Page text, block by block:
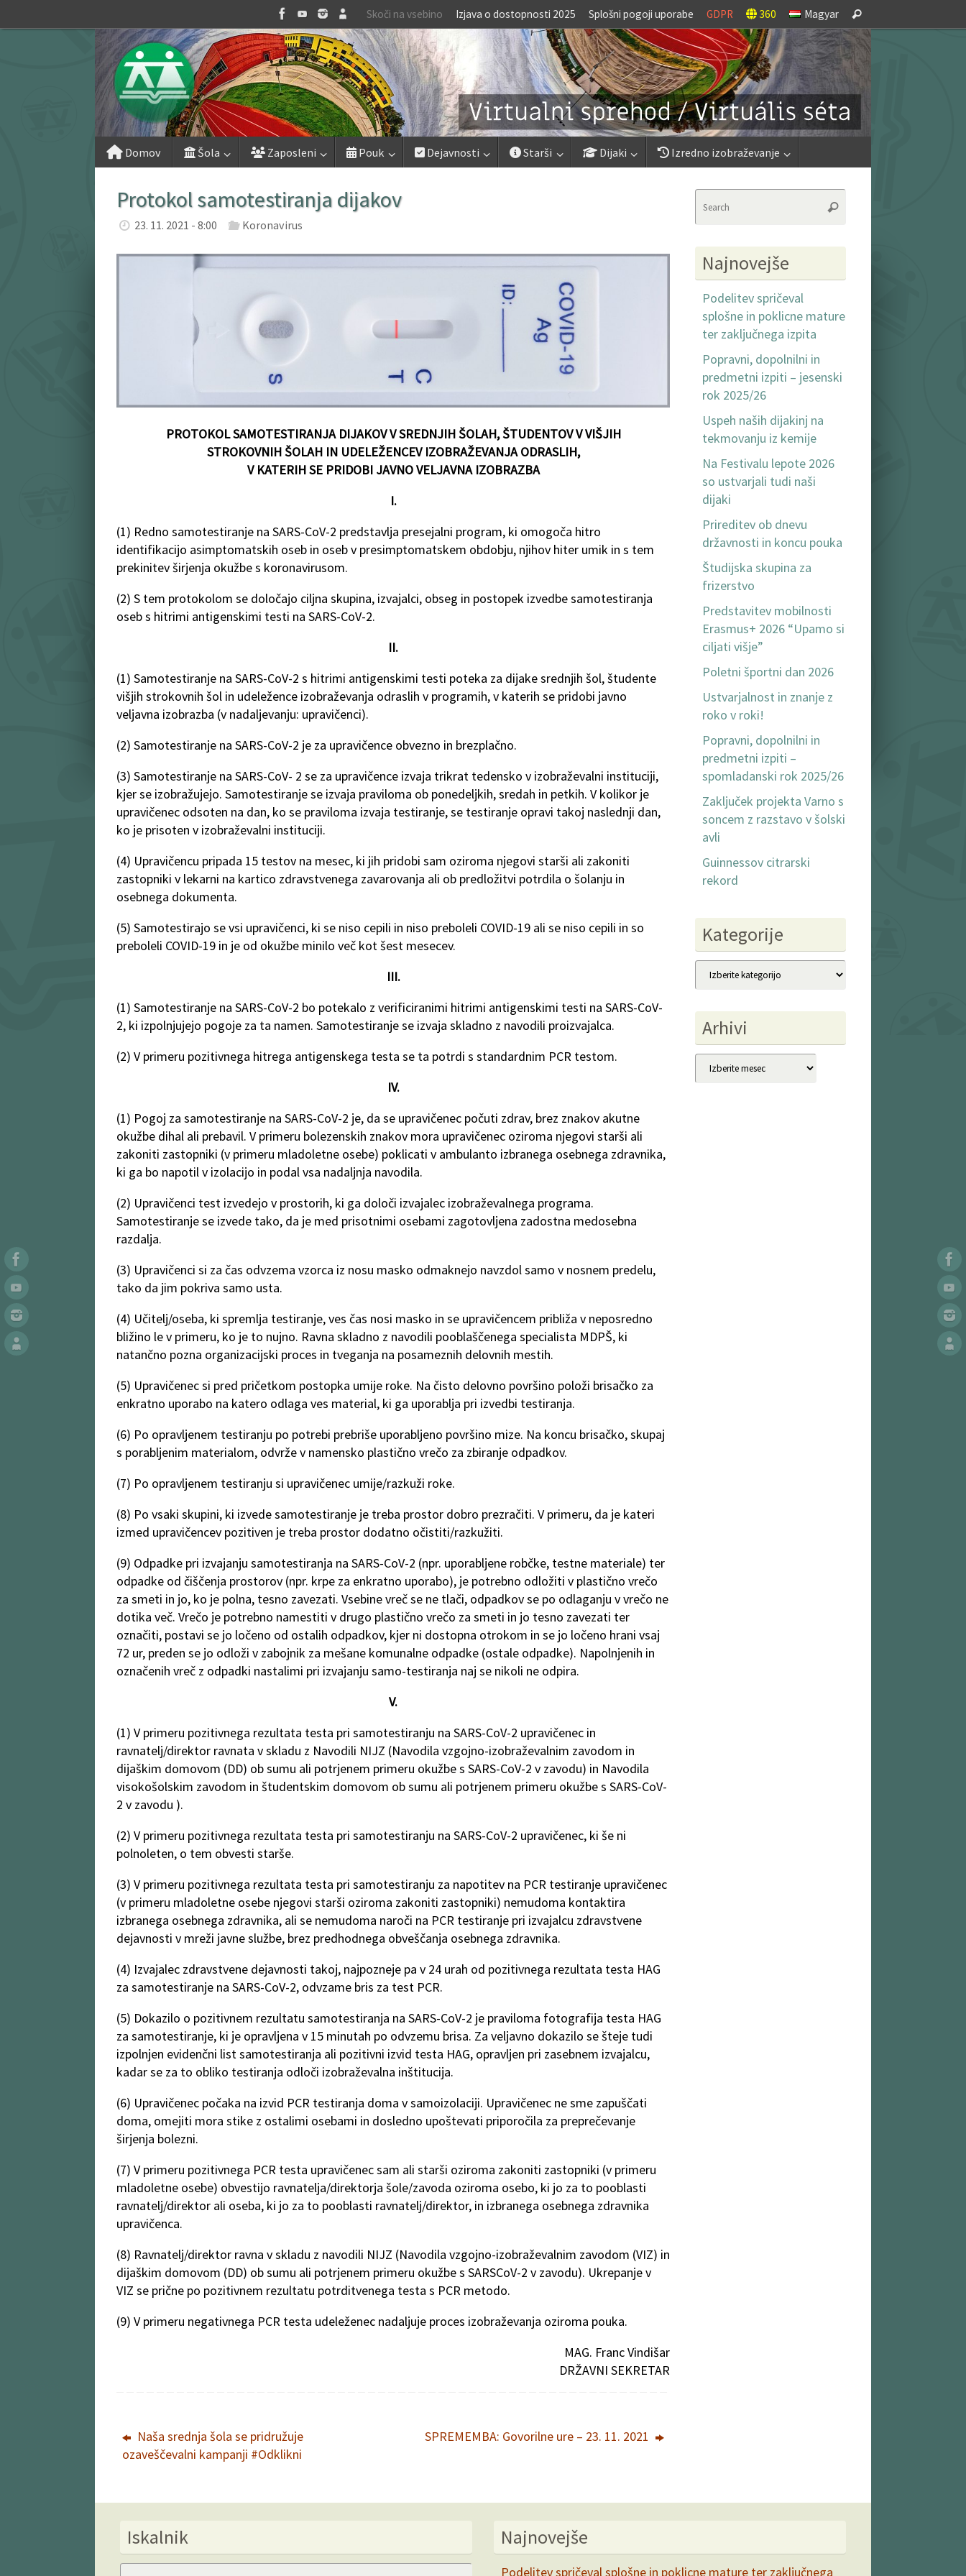
to
Skoči na vsebino Izjava o dostopnosti 2025 Splošni pogoji uporabe GDPR 360 Magyar
for:
Search
Skip
Domov Šola Zaposleni Pouk Dejavnosti Starši Dijaki Izredno izobraževanje
Protokol samotestiranja dijakov
23. 11. 2021 - 8:00 Koronavirus
PROTOKOL SAMOTESTIRANJA DIJAKOV V SREDNJIH ŠOLAH, ŠTUDENTOV V VIŠJIH
STROKOVNIH ŠOLAH IN UDELEŽENCEV IZOBRAŽEVANJA ODRASLIH,
V KATERIH SE PRIDOBI JAVNO VELJAVNA IZOBRAZBA
I.
(1) Redno samotestiranje na SARS-CoV-2 predstavlja presejalni program, ki omogoča hitro
identifikacijo asimptomatskih oseb in oseb v presimptomatskem obdobju, njihov hiter umik in s tem
prekinitev širjenja okužbe s koronavirusom.
(2) S tem protokolom se določajo ciljna skupina, izvajalci, obseg in postopek izvedbe samotestiranja
oseb s hitrimi antigenskimi testi na SARS-CoV-2.
II.
(1) Samotestiranje na SARS-CoV-2 s hitrimi antigenskimi testi poteka za dijake srednjih šol, študente
višjih strokovnih šol in udeležence izobraževanja odraslih v programih, v katerih se pridobi javno
veljavna izobrazba (v nadaljevanju: upravičenci).
(2) Samotestiranje na SARS-CoV-2 je za upravičence obvezno in brezplačno.
(3) Samotestiranje na SARS-CoV- 2 se za upravičence izvaja trikrat tedensko v izobraževalni instituciji,
kjer se izobražujejo. Samotestiranje se izvaja praviloma ob ponedeljkih, sredah in petkih. V kolikor je
upravičenec odsoten na dan, ko se praviloma izvaja testiranje, se testiranje opravi takoj naslednji dan,
ko je prisoten v izobraževalni instituciji.
(4) Upravičencu pripada 15 testov na mesec, ki jih pridobi sam oziroma njegovi starši ali zakoniti
zastopniki v lekarni na kartico zdravstvenega zavarovanja ali ob predložitvi potrdila o šolanju in
osebnega dokumenta.
(5) Samotestirajo se vsi upravičenci, ki se niso cepili in niso preboleli COVID-19 ali se niso cepili in so
preboleli COVID-19 in je od okužbe minilo več kot šest mesecev.
III.
(1) Samotestiranje na SARS-CoV-2 bo potekalo z verificiranimi hitrimi antigenskimi testi na SARS-CoV-
2, ki izpolnjujejo pogoje za ta namen. Samotestiranje se izvaja skladno z navodili proizvajalca.
(2) V primeru pozitivnega hitrega antigenskega testa se ta potrdi s standardnim PCR testom.
IV.
(1) Pogoj za samotestiranje na SARS-CoV-2 je, da se upravičenec počuti zdrav, brez znakov akutne
okužbe dihal ali prebavil. V primeru bolezenskih znakov mora upravičenec oziroma njegovi starši ali
zakoniti zastopniki (v primeru mladoletne osebe) poklicati v ambulanto izbranega osebnega zdravnika,
ki ga bo napotil v izolacijo in podal vsa nadaljnja navodila.
(2) Upravičenci test izvedejo v prostorih, ki ga določi izvajalec izobraževalnega programa.
Samotestiranje se izvede tako, da je med prisotnimi osebami zagotovljena zadostna medosebna
razdalja.
(3) Upravičenci si za čas odvzema vzorca iz nosu masko odmaknejo navzdol samo v nosnem predelu,
tako da jim pokriva samo usta.
(4) Učitelj/oseba, ki spremlja testiranje, ves čas nosi masko in se upravičencem približa v neposredno
bližino le v primeru, ko je to nujno. Ravna skladno z navodili pooblaščenega specialista MDPŠ, ki
natančno pozna organizacijski proces in tveganja na posameznih delovnih mestih.
(5) Upravičenec si pred pričetkom postopka umije roke. Na čisto delovno površino položi brisačko za
enkratno uporabo na katero odlaga ves material, ki ga uporablja pri izvedbi testiranja.
(6) Po opravljenem testiranju po potrebi prebriše uporabljeno površino mize. Na koncu brisačko, skupaj
s porabljenim materialom, odvrže v namensko plastično vrečo za zbiranje odpadkov.
(7) Po opravljenem testiranju si upravičenec umije/razkuži roke.
(8) Po vsaki skupini, ki izvede samotestiranje je treba prostor dobro prezračiti. V primeru, da je kateri
izmed upravičencev pozitiven je treba prostor dodatno očistiti/razkužiti.
(9) Odpadke pri izvajanju samotestiranja na SARS-CoV-2 (npr. uporabljene robčke, testne materiale) ter
odpadke od čiščenja prostorov (npr. krpe za enkratno uporabo), je potrebno odložiti v plastično vrečo
za smeti in jo, ko je polna, tesno zavezati. Vsebine vreč se ne tlači, odpadkov se po odlaganju v vrečo ne
dotika več. Vrečo je potrebno namestiti v drugo plastično vrečo za smeti in jo tesno zavezati ter
označiti, postavi se jo ločeno od ostalih odpadkov, kjer ni dostopna otrokom in se jo ločeno hrani vsaj
72 ur, preden se jo odloži v zabojnik za mešane komunalne odpadke (ostale odpadke). Napolnjenih in
označenih vreč z odpadki nastalimi pri izvajanju samo-testiranja naj se nikoli ne odpira.
V.
(1) V primeru pozitivnega rezultata testa pri samotestiranju na SARS-CoV-2 upravičenec in
ravnatelj/direktor ravnata v skladu z Navodili NIJZ (Navodila vzgojno-izobraževalnim zavodom in
dijaškim domovom (DD) ob sumu ali potrjenem primeru okužbe s SARS-CoV-2 v zavodu) in Navodila
visokošolskim zavodom in študentskim domovom ob sumu ali potrjenem primeru okužbe s SARS-CoV-
2 v zavodu ).
(2) V primeru pozitivnega rezultata testa pri samotestiranju na SARS-CoV-2 upravičenec, ki še ni
polnoleten, o tem obvesti starše.
(3) V primeru pozitivnega rezultata testa pri samotestiranju za napotitev na PCR testiranje upravičenec
(v primeru mladoletne osebe njegovi starši oziroma zakoniti zastopniki) nemudoma kontaktira
izbranega osebnega zdravnika, ali se nemudoma naroči na PCR testiranje pri izvajalcu zdravstvene
dejavnosti v mreži javne službe, brez predhodnega obveščanja osebnega zdravnika.
(4) Izvajalec zdravstvene dejavnosti takoj, najpozneje pa v 24 urah od pozitivnega rezultata testa HAG
za samotestiranje na SARS-CoV-2, odvzame bris za test PCR.
(5) Dokazilo o pozitivnem rezultatu samotestiranja na SARS-CoV-2 je praviloma fotografija testa HAG
za samotestiranje, ki je opravljena v 15 minutah po odvzemu brisa. Za veljavno dokazilo se šteje tudi
izpolnjen evidenčni list samotestiranja ali pozitivni izvid testa HAG, opravljen pri zasebnem izvajalcu,
kadar se za to obliko testiranja odloči izobraževalna inštitucija.
(6) Upravičenec počaka na izvid PCR testiranja doma v samoizolaciji. Upravičenec ne sme zapuščati
doma, omejiti mora stike z ostalimi osebami in dosledno upoštevati priporočila za preprečevanje
širjenja bolezni.
(7) V primeru pozitivnega PCR testa upravičenec sam ali starši oziroma zakoniti zastopniki (v primeru
mladoletne osebe) obvestijo ravnatelja/direktorja šole/zavoda oziroma osebo, ki jo za to pooblasti
ravnatelj/direktor ali oseba, ki jo za to pooblasti ravnatelj/direktor, in izbranega osebnega zdravnika
upravičenca.
(8) Ravnatelj/direktor ravna v skladu z navodili NIJZ (Navodila vzgojno-izobraževalnim zavodom (VIZ) in
dijaškim domovom (DD) ob sumu ali potrjenem primeru okužbe s SARSCoV-2 v zavodu). Ukrepanje v
VIZ se prične po pozitivnem rezultatu potrditvenega testa s PCR metodo.
(9) V primeru negativnega PCR testa udeleženec nadaljuje proces izobraževanja oziroma pouka.
MAG. Franc Vindišar
DRŽAVNI SEKRETAR
Naša srednja šola se pridružuje
ozaveščevalni kampanji #Odklikni
SPREMEMBA: Govorilne ure – 23. 11. 2021
Search
Najnovejše
Podelitev spričeval
splošne in poklicne mature
ter zaključnega izpita
Popravni, dopolnilni in
predmetni izpiti – jesenski
rok 2025/26
Uspeh naših dijakinj na
tekmovanju iz kemije
Na Festivalu lepote 2026
so ustvarjali tudi naši
dijaki
Prireditev ob dnevu
državnosti in koncu pouka
Študijska skupina za
frizerstvo
Predstavitev mobilnosti
Erasmus+ 2026 “Upamo si
ciljati višje”
Poletni športni dan 2026
Ustvarjalnost in znanje z
roko v roki!
Popravni, dopolnilni in
predmetni izpiti –
spomladanski rok 2025/26
Zaključek projekta Varno s
soncem z razstavo v šolski
avli
Guinnessov citrarski
rekord
Kategorije
Kategorije
Arhivi
Arhivi
Iskalnik
Search
Najnovejše
Podelitev spričeval splošne in poklicne mature ter zaključnega